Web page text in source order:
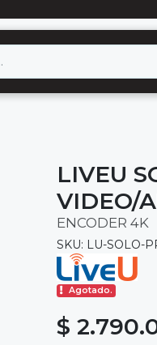
LIVEU
VIDEO/
ENCODER 4K
SKU: LU-SOLO-
Agotado.
$